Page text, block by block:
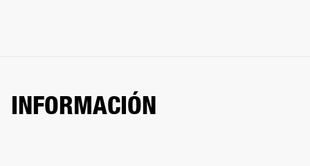
INFORMACIÓN